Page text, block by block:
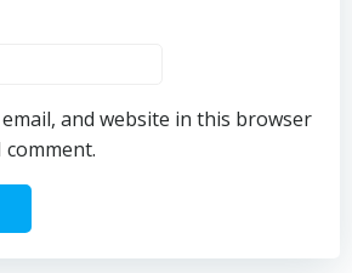
email, and website in this browser